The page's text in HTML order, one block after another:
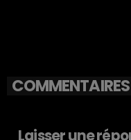
Laisser une